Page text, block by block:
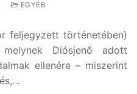
EGYÉB
feljegyzett történetében)
Diósjenő adott
ellenére – miszerint